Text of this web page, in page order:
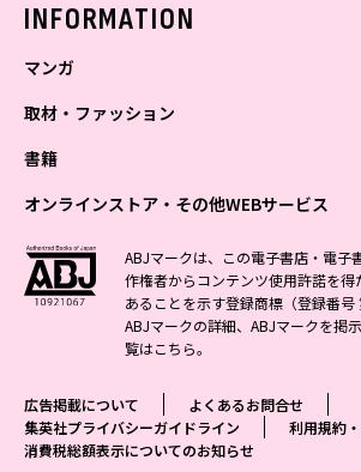
INFORMATION
マンガ
少年マンガ
Vジャンプ
最強ジャンプ
少年ジャンプ+
ジャンプTOON
ジャンプルーキー！
S-MANGA
青年マンガ
ZEBRACK
S-MANGA
集英社ジャンプリミックス
週刊ヤングジャンプ
ヤングジャンプ定期購読デジタル
少女マンガ
ZEBRACK
S-MANGA
集英社コミック文庫
マーガレット
別冊マーガレット
女性マンガ
ジャンプTOON
集英社コミック文庫
マンガMee公式サイト
リマコミ
取材・ファッション
ファッション・美容
BAILA
MAQUIA
eclat
T JAPAN
芸能・情報・スポーツ
週プレNEWS
週プレ グラジャパ!
書籍
文芸・文庫・総合
小説すばる
集英社 文芸ステーション
web 集英社文庫
アジア人物史
学芸・ノンフィクション・新書
1日5分で、明日は変わる よみタイ yomitai
集英社学芸部 - 学芸・ノンフィクション
集英社ビジネス書
集英社新書プラス - 知の水先案内人
kotoba
ライトノベル・ノベライズ
集英社オレンジ文庫
JUMP j-BOOKS
ダッシュエックス文庫公式サイト
集英社Webマガジン コバルト
集英社の児童図書 S-KIDS.LAND
オンラインストア・その他WEBサービス
オンラインストア
OTO
SHUEISHA MANGA-ART HERITAGE
ジャンプキャラクターズストア
HAPPY PLUS STORE
SHUEISHA VOX
LEEマルシェ
その他WEBサービス
集英社アドナビ
集英社エディターズ・ラボ
ABJマークは、この電子書店・電子
作権者からコンテンツ使用許諾を
あることを示す登録商標（登録番号
ABJマークの詳細、ABJマークを掲
覧はこちら。
広告掲載について
よくあるお問合せ
集英社プライバシーガイドライン
利用規約
消費税総額表示についてのお知らせ